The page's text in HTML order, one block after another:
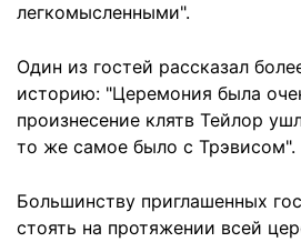
легкомысленными".
Один из гостей рассказал
историю: "Церемония была
произнесение клятв Тейлор
то же самое было с Трэвисом".
Большинству приглашенных
стоять на протяжении всей